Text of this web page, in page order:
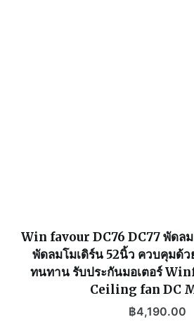
Win favour DC76 DC77 พัดล
พัดลมโมเดิร์น 52นิ้ว ควบคุมด้ว
ทนทาน รับประกันมอเตอร์
Ceiling fan DC
฿4,190.00